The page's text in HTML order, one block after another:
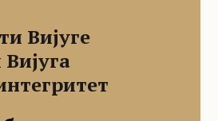
Вијуге